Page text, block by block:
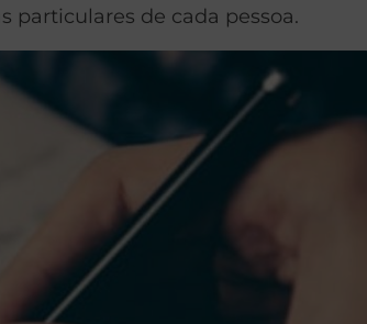
particulares de cada pessoa.